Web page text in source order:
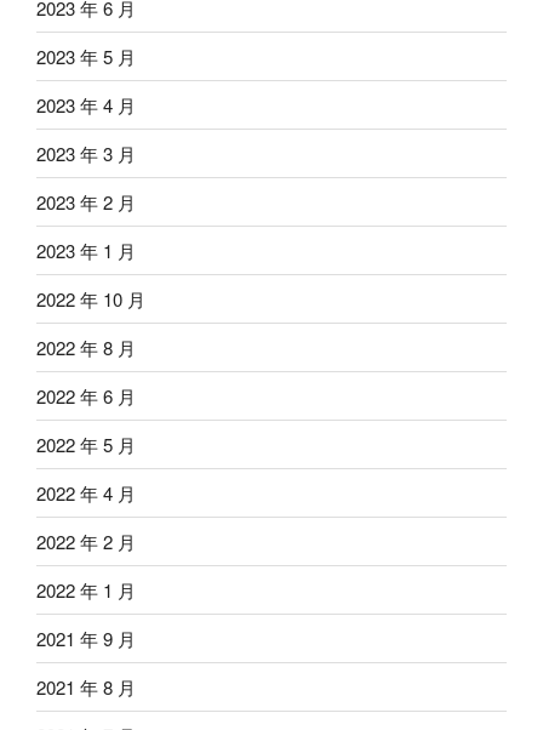
2023 年 6 月
2023 年 5 月
2023 年 4 月
2023 年 3 月
2023 年 2 月
2023 年 1 月
2022 年 10 月
2022 年 8 月
2022 年 6 月
2022 年 5 月
2022 年 4 月
2022 年 2 月
2022 年 1 月
2021 年 9 月
2021 年 8 月